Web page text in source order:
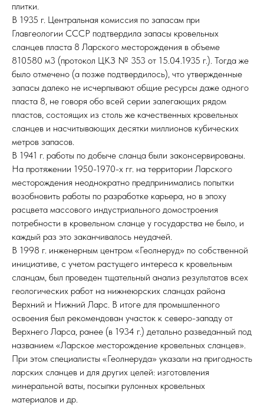
плитки.
В 1935 г. Центральная комиссия по запасам при
Главгеологии СССР подтвердила запасы кровельных
сланцев пласта 8 Ларского месторождения в объеме
810580 м3 (протокол ЦКЗ № 353 от 15.04.1935 г.). Тогда же
было отмечено (а позже подтвердилось), что утвержденные
запасы далеко не исчерпывают общие ресурсы даже одного
пласта 8, не говоря обо всей серии залегающих рядом
пластов, состоящих из столь же качественных кровельных
сланцев и насчитывающих десятки миллионов кубических
метров запасов.
В 1941 г. работы по добыче сланца были законсервированы.
На протяжении 1950-1970-х гг. на территории Ларского
месторождения неоднократно предпринимались попытки
возобновить работы по разработке карьера, но в эпоху
расцвета массового индустриального домостроения
потребности в кровельном сланце у государства не было, и
каждый раз это заканчивалось неудачей.
В 1998 г. инженерным центром «Геолнеруд» по собственной
инициативе, с учетом растущего интереса к кровельным
сланцам, был проведен тщательный анализ результатов всех
геологических работ на нижнеюрских сланцах района
Верхний и Нижний Ларс. В итоге для промышленного
освоения был рекомендован участок к северо-западу от
Верхнего Ларса, ранее (в 1934 г.) детально разведанный под
названием «Ларское месторождение кровельных сланцев».
При этом специалисты «Геолнеруда» указали на пригодность
ларских сланцев и для других целей: изготовления
минеральной ваты, посыпки рулонных кровельных
материалов и др.